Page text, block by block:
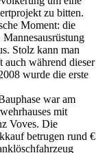
zu bitten.
Moment: die
Stolz kann man
auch während dieser
wurde die erste
war am
mit
Voves. Die
betrugen rund €